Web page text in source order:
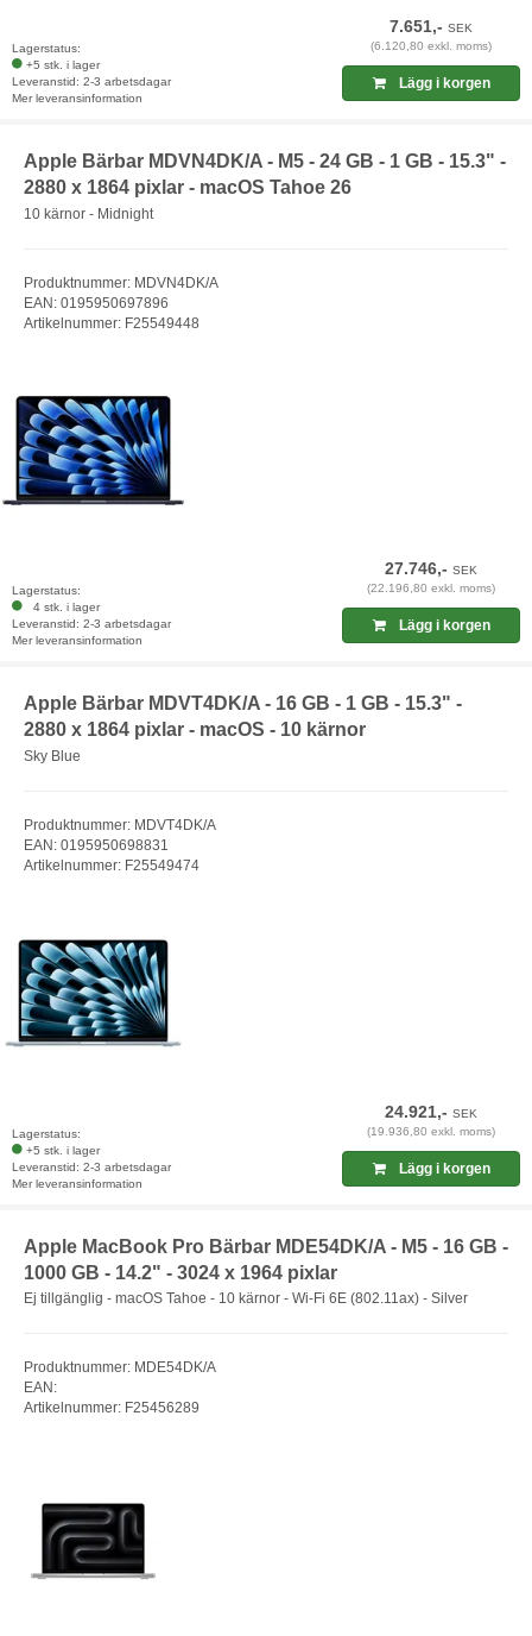
Lagerstatus:
+5 stk. i lager
Leveranstid: 2-3 arbetsdagar
Mer leveransinformation
7.651,-SEK
(6.120,80 exkl. moms)
Lägg i korgen
Apple Bärbar MDVN4DK/A - M5 - 24 GB - 1 GB - 15.3" -
2880 x 1864 pixlar - macOS Tahoe 26
10 kärnor - Midnight
Produktnummer: MDVN4DK/A
EAN: 0195950697896
Artikelnummer: F25549448
Lagerstatus:
4 stk. i lager
Leveranstid: 2-3 arbetsdagar
Mer leveransinformation
27.746,-SEK
(22.196,80 exkl. moms)
Lägg i korgen
Apple Bärbar MDVT4DK/A - 16 GB - 1 GB - 15.3" -
2880 x 1864 pixlar - macOS - 10 kärnor
Sky Blue
Produktnummer: MDVT4DK/A
EAN: 0195950698831
Artikelnummer: F25549474
Lagerstatus:
+5 stk. i lager
Leveranstid: 2-3 arbetsdagar
Mer leveransinformation
24.921,-SEK
(19.936,80 exkl. moms)
Lägg i korgen
Apple MacBook Pro Bärbar MDE54DK/A - M5 - 16 GB -
1000 GB - 14.2" - 3024 x 1964 pixlar
Ej tillgänglig - macOS Tahoe - 10 kärnor - Wi-Fi 6E (802.11ax) - Silver
Produktnummer: MDE54DK/A
EAN:
Artikelnummer: F25456289